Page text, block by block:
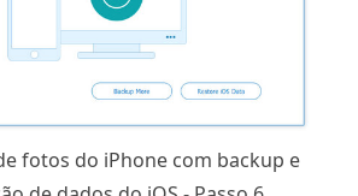
fotos do iPhone com backup e